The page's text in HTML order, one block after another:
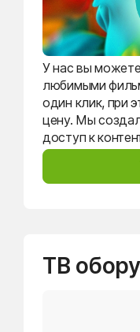
У нас вы
любимыми
один клик, при
цену. Мы
доступ к
ТВ